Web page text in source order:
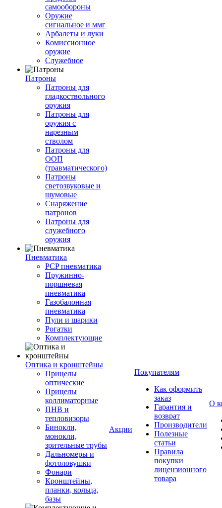
самообороны
Оружие
сигнальное и ммг
Арбалеты и луки
Комиссионное
оружие
Служебное
Патроны
Патроны для
гладкоствольного
оружия
Патроны для
оружия с
нарезным
стволом
Патроны для
ООП
(травматического)
Патроны
светозвуковые и
шумовые
Снаряжение
патронов
Патроны для
служебного
оружия
Пневматика
PCP пневматика
Пружинно-
поршневая
пневматика
Газобалонная
пневматика
Пули и шарики
Рогатки
Комплектующие
Оптика и кронштейны
Прицелы
оптические
Прицелы
коллиматорные
ПНВ и
тепловизоры
Бинокли,
монокли,
зрительные трубы
Дальномеры и
фотоловушки
Фонари
Кронштейны,
планки, кольца,
базы
Акции
Покупателям
Как оформить
заказ
Гарантия и
возврат
Производители
Полезные
статьи
Правила
покупки
лицензионного
товара
О